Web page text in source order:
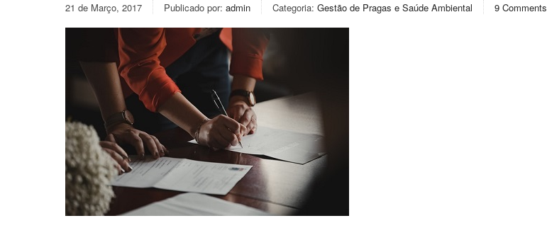
21 de Março, 2017 Publicado por: admin Categoria: Gestão de Pragas e Saúde Ambiental 9 Comments